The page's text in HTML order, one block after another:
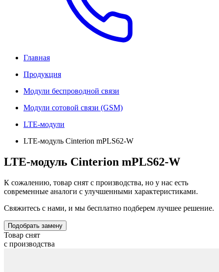
Главная
Продукция
Модули беспроводной связи
Модули сотовой связи (GSM)
LTE-модули
LTE-модуль Cinterion mPLS62-W
LTE-модуль Cinterion mPLS62-W
К сожалению, товар снят с производства, но у нас есть
современные аналоги с улучшенными характеристиками.
Свяжитесь с нами, и мы бесплатно подберем лучшее решение.
Подобрать замену
Товар снят
с производства